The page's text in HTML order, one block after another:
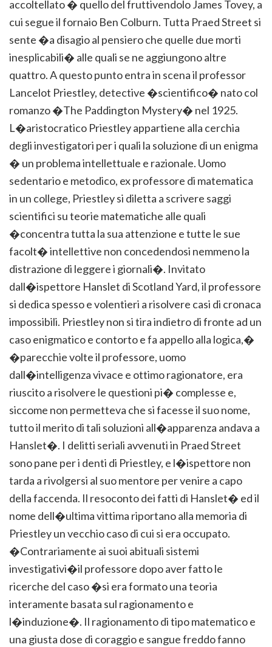
accoltellato � quello del fruttivendolo James Tovey, a
cui segue il fornaio Ben Colburn. Tutta Praed Street si
sente �a disagio al pensiero che quelle due morti
inesplicabili� alle quali se ne aggiungono altre
quattro. A questo punto entra in scena il professor
Lancelot Priestley, detective �scientifico� nato col
romanzo �The Paddington Mystery� nel 1925.
L�aristocratico Priestley appartiene alla cerchia
degli investigatori per i quali la soluzione di un enigma
� un problema intellettuale e razionale. Uomo
sedentario e metodico, ex professore di matematica
in un college, Priestley si diletta a scrivere saggi
scientifici su teorie matematiche alle quali
�concentra tutta la sua attenzione e tutte le sue
facolt� intellettive non concedendosi nemmeno la
distrazione di leggere i giornali�. Invitato
dall�ispettore Hanslet di Scotland Yard, il professore
si dedica spesso e volentieri a risolvere casi di cronaca
impossibili. Priestley non si tira indietro di fronte ad un
caso enigmatico e contorto e fa appello alla logica,�
�parecchie volte il professore, uomo
dall�intelligenza vivace e ottimo ragionatore, era
riuscito a risolvere le questioni pi� complesse e,
siccome non permetteva che si facesse il suo nome,
tutto il merito di tali soluzioni all�apparenza andava a
Hanslet�. I delitti seriali avvenuti in Praed Street
sono pane per i denti di Priestley, e l�ispettore non
tarda a rivolgersi al suo mentore per venire a capo
della faccenda. Il resoconto dei fatti di Hanslet� ed il
nome dell�ultima vittima riportano alla memoria di
Priestley un vecchio caso di cui si era occupato.
�Contrariamente ai suoi abituali sistemi
investigativi�il professore dopo aver fatto le
ricerche del caso �si era formato una teoria
interamente basata sul ragionamento e
l�induzione�. Il ragionamento di tipo matematico e
una giusta dose di coraggio e sangue freddo fanno